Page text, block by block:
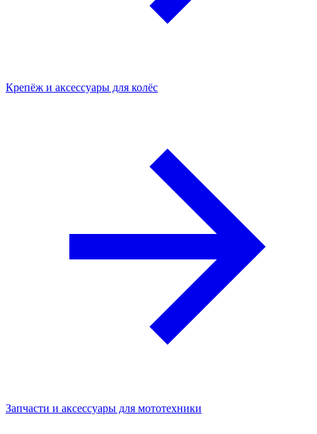
Крепёж и аксессуары для колёс
Запчасти и аксессуары для мототехники